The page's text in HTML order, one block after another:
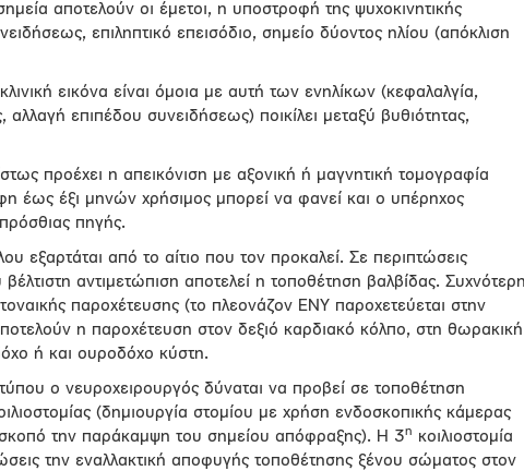
αποτελούν οι έμετοι, η υποστροφή της ψυχοκινητικής
επιληπτικό επεισόδιο, σημείο δύοντος ηλίου (απόκλιση
εικόνα είναι όμοια με αυτή των ενηλίκων (κεφαλαλγία,
επιπέδου συνειδήσεως) ποικίλει μεταξύ βυθιότητας,
προέχει η απεικόνιση με αξονική ή μαγνητική τομογραφία
έως έξι μηνών χρήσιμος μπορεί να φανεί και ο υπέρηχος
πηγής.
εξαρτάται από το αίτιο που τον προκαλεί. Σε περιπτώσεις
αντιμετώπιση αποτελεί η τοποθέτηση βαλβίδας.
παροχέτευσης (το πλεονάζον ΕΝΥ παροχετεύεται στην
η παροχέτευση στον δεξιό καρδιακό κόλπο, στη θωρακική
ή και ουροδόχο κύστη.
ο νευροχειρουργός δύναται να προβεί σε τοποθέτηση
(δημιουργία στομίου με χρήση ενδοσκοπικής κάμερας
σκοπό την παράκαμψη του σημείου απόφραξης). Η 3η κοιλιοστομία
την εναλλακτική αποφυγής τοποθέτησης ξένου σώματος στον